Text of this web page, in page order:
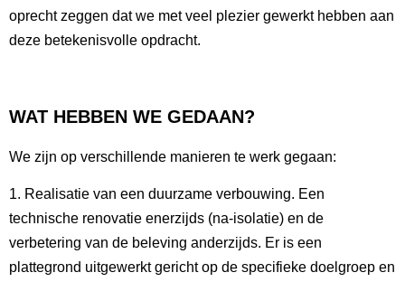
oprecht zeggen dat we met veel plezier gewerkt hebben aan
deze betekenisvolle opdracht.
WAT HEBBEN WE GEDAAN?
We zijn op verschillende manieren te werk gegaan:
1. Realisatie van een duurzame verbouwing. Een
technische renovatie enerzijds (na-isolatie) en de
verbetering van de beleving anderzijds. Er is een
plattegrond uitgewerkt gericht op de specifieke doelgroep en